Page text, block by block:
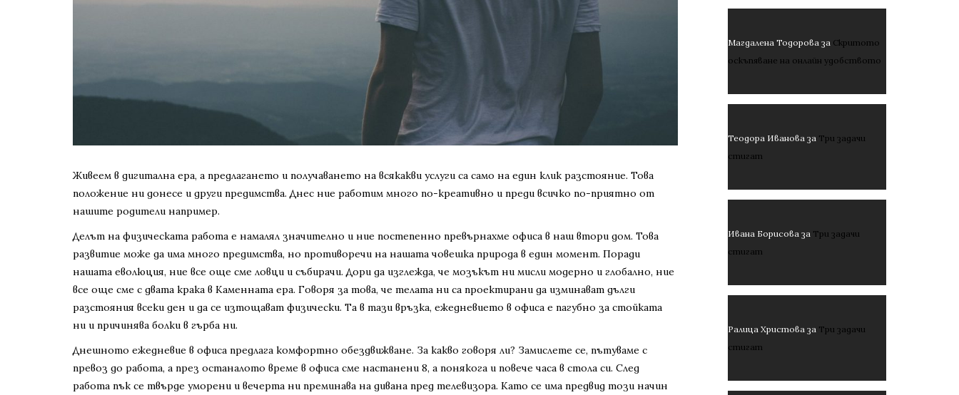
Живеем в дигитална ера, а предлагането и получаването на всякакви услуги са само на един клик разстояние. Това
положение ни донесе и други предимства. Днес ние работим много по-креативно и преди всичко по-приятно от
нашите родители например.
Делът на физическата работа е намалял значително и ние постепенно превърнахме офиса в наш втори дом. Това
развитие може да има много предимства, но противоречи на нашата човешка природа в един момент. Поради
нашата еволюция, ние все още сме ловци и събирачи. Дори да изглежда, че мозъкът ни мисли модерно и глобално, ние
все още сме с двата крака в Каменната ера. Говоря за това, че телата ни са проектирани да изминават дълги
разстояния всеки ден и да се изтощават физически. Та в тази връзка, ежедневието в офиса е пагубно за стойката
ни и причинява болки в гърба ни.
Днешното ежедневие в офиса предлага комфортно обездвижване. За какво говоря ли? Замислете се, пътуваме с
превоз до работа, а през останалото време в офиса сме настанени 8, а понякога и повече часа в стола си. След
работа пък се твърде уморени и вечерта ни преминава на дивана пред телевизора. Като се има предвид този начин
Магдалена Тодороваза Скритото
оскъпяване на онлайн удобството
Теодора Ивановаза Три задачи
стигат
Ивана Борисоваза Три задачи
стигат
Ралица Христоваза Три задачи
стигат